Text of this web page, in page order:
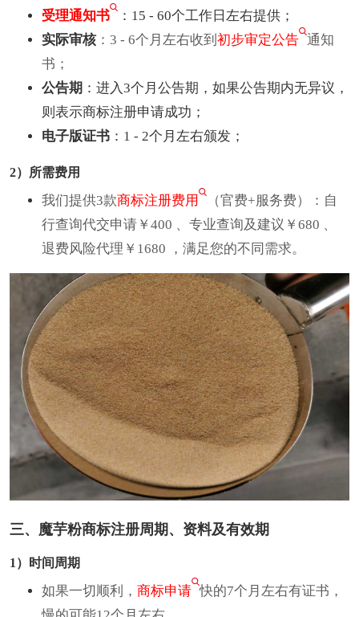
受理通知书
：15 - 60个工作日左右提供；
实际审核：3 - 6个月左右收到 初步审定公告 通知
书；
公告期 ：进入3个月公告期，如果公告期内无异议，
则表示商标注册申请成功；
电子版证书 ：1 - 2个月左右颁发；
2）所需费用
我们提供3款商标注册费用
（官费+服务费）：自
行查询代交申请￥400 、专业查询及建议￥680 、
退费风险代理￥1680 ，满足您的不同需求。
三、魔芋粉商标注册周期、资料及有效期
1）时间周期
如果一切顺利， 商标申请 快的7个月左右有证书，